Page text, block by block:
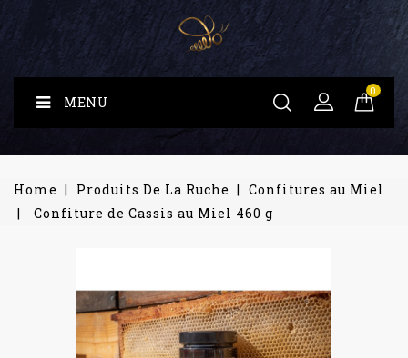
0
MENU
Home Produits De La Ruche
Confitures au Miel
Confiture de Cassis au Miel 460 g